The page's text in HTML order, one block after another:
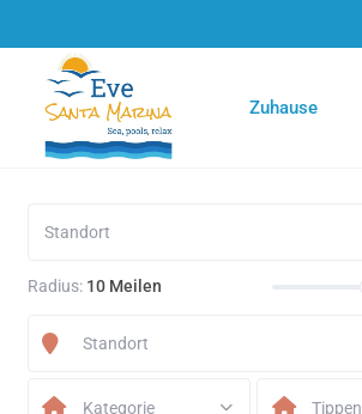
Zuhause
Radius: 10 Meilen
Kategorie Tippen